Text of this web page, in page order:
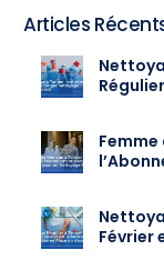
Articles
Février